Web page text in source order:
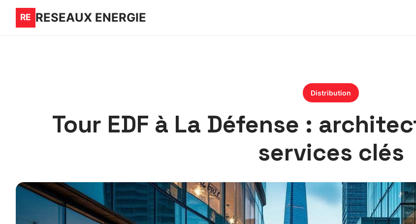
RESEAUX ENERGIE
Distribution
Tour EDF à La Défense :
services clés